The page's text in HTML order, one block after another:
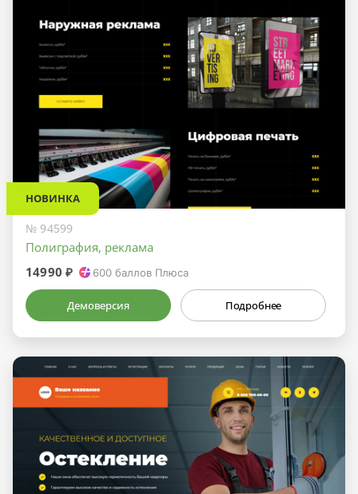
НОВИНКА
№ 94599
Полиграфия, реклама
14990 ₽
600 баллов Плюса
Демоверсия Подробнее